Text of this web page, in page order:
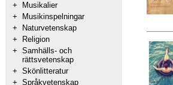
+
Musikalier
+
Musikinspelningar
+
Naturvetenskap
+
Religion
+ Samhälls- och
rättsvetenskap
+ Skönlitteratur
+ Språkvetenskap